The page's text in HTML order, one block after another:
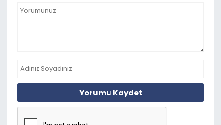
Yorumu Kaydet